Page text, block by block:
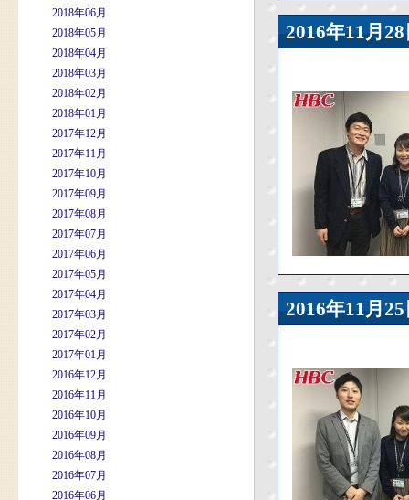
2018年06月
2018年05月
2018年04月
2018年03月
2018年02月
2018年01月
2017年12月
2017年11月
2017年10月
2017年09月
2017年08月
2017年07月
2017年06月
2017年05月
2017年04月
2017年03月
2017年02月
2017年01月
2016年12月
2016年11月
2016年10月
2016年09月
2016年08月
2016年07月
2016年06月
2016年11
2016年11